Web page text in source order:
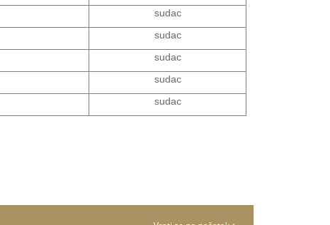
sudac
sudac
sudac
sudac
sudac